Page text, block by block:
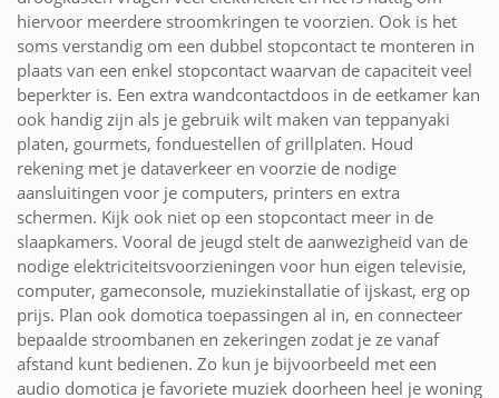
hiervoor meerdere stroomkringen te voorzien. Ook is het
soms verstandig om een dubbel stopcontact te monteren in
plaats van een enkel stopcontact waarvan de capaciteit veel
beperkter is. Een extra wandcontactdoos in de eetkamer kan
ook handig zijn als je gebruik wilt maken van teppanyaki
platen, gourmets, fonduestellen of grillplaten. Houd
rekening met je dataverkeer en voorzie de nodige
aansluitingen voor je computers, printers en extra
schermen. Kijk ook niet op een stopcontact meer in de
slaapkamers. Vooral de jeugd stelt de aanwezigheid van de
nodige elektriciteitsvoorzieningen voor hun eigen televisie,
computer, gameconsole, muziekinstallatie of ijskast, erg op
prijs. Plan ook domotica toepassingen al in, en connecteer
bepaalde stroombanen en zekeringen zodat je ze vanaf
afstand kunt bedienen. Zo kun je bijvoorbeeld met een
audio domotica je favoriete muziek doorheen heel je woning